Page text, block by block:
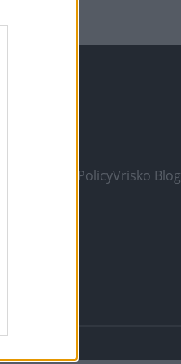
Privacy PolicyVrisko Blog